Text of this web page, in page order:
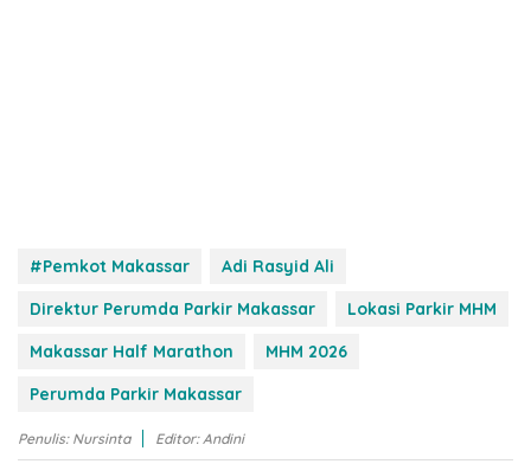
#Pemkot Makassar
Adi Rasyid Ali
Direktur Perumda Parkir Makassar
Lokasi Parkir MHM
Makassar Half Marathon
MHM 2026
Perumda Parkir Makassar
Penulis: Nursinta Editor: Andini